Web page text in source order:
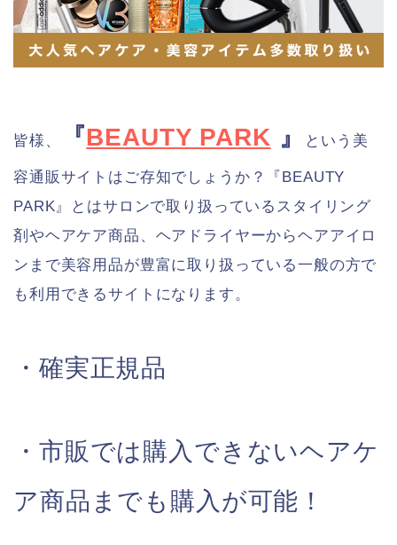
皆様、 『BEAUTY PARK 』 という美
容通販サイトはご存知でしょうか？『BEAUTY
PARK』とはサロンで取り扱っているスタイリング
剤やヘアケア商品、ヘアドライヤーからヘアアイロ
ンまで美容用品が豊富に取り扱っている一般の方で
も利用できるサイトになります。
・確実正規品
・市販では購入できないヘアケ
ア商品までも購入が可能！